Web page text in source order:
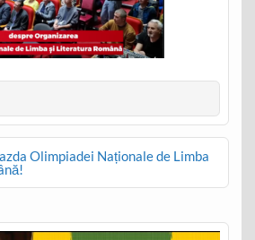
Olimpiadei Naționale de Limba